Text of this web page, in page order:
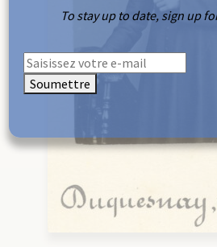
To stay up to date, sign up
Soumettre